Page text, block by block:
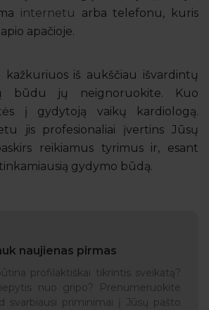
internetu
arba telefonu, kuris
apačioje.
iš aukščiau išvardintų
būdu jų neignoruokite. Kuo
į gydytoją vaikų kardiologą.
jis profesionaliai įvertins Jūsų
reikiamus tyrimus ir, esant
gydymo būdą.
naujienas pirmas
profilaktiškai tikrintis sveikatą?
nuo gripo? Prenumeruokite
svarbiausi priminimai į Jūsų pašto